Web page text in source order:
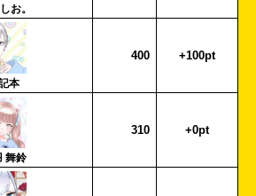
お。
本
400 +100pt
舞鈴
310 +0pt